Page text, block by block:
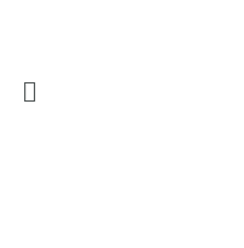
contenuto
Menu